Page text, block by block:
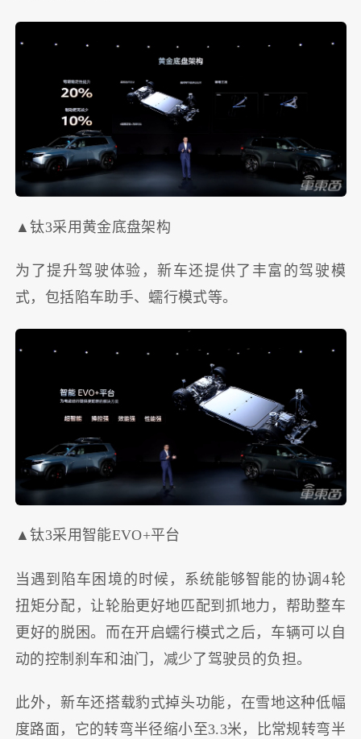
▲钛3采用黄金底盘架构
为了提升驾驶体验，新车还提供了丰富的驾驶模
式，包括陷车助手、蠕行模式等。
▲钛3采用智能EVO+平台
当遇到陷车困境的时候，系统能够智能的协调4轮
扭矩分配，让轮胎更好地匹配到抓地力，帮助整车
更好的脱困。而在开启蠕行模式之后，车辆可以自
动的控制刹车和油门，减少了驾驶员的负担。
此外，新车还搭载豹式掉头功能，在雪地这种低幅
度路面，它的转弯半径缩小至3.3米，比常规转弯半